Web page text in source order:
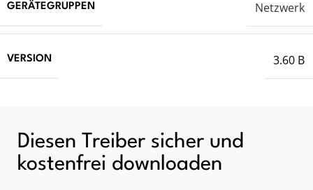
GERÄTEGRUPPEN Netzwerk
VERSION 3.60 B
Diesen Treiber sicher und
kostenfrei downloaden